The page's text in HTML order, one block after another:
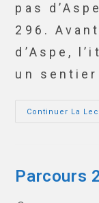
pas
296.
d’Aspe,
un
Continuer La
Parcours